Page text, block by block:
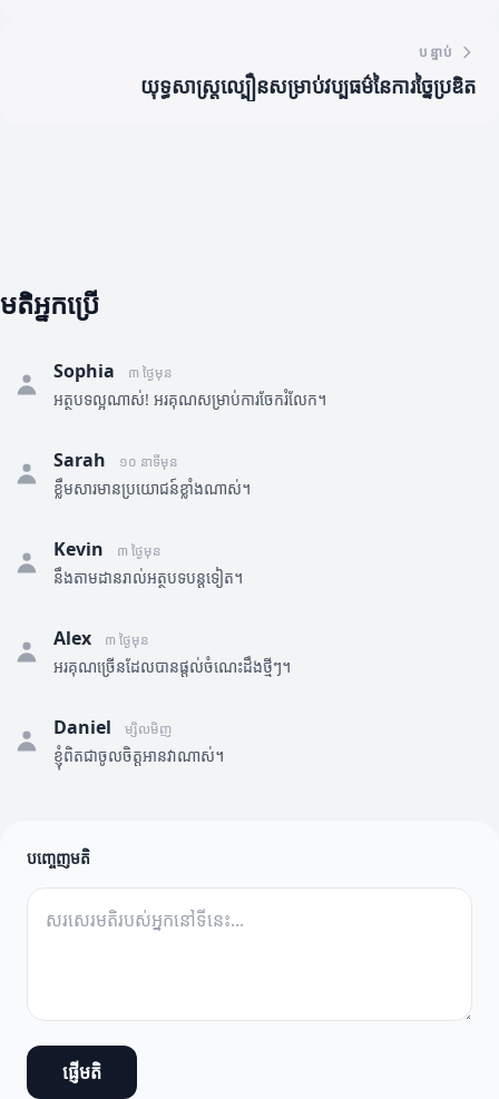
បន្ទាប់
យុទ្ធសាស្ត្រល្បឿនសម្រាប់វប្បធម៌នៃការច្នៃប្រឌិត
មតិអ្នកប្រើ
Sophia ៣ ថ្ងៃមុន
អត្ថបទល្អណាស់! អរគុណសម្រាប់ការចែករំលែក។
Sarah ១០ នាទីមុន
ខ្លឹមសារមានប្រយោជន៍ខ្លាំងណាស់។
Kevin ៣ ថ្ងៃមុន
នឹងតាមដានរាល់អត្ថបទបន្តទៀត។
Alex ៣ ថ្ងៃមុន
អរគុណច្រើនដែលបានផ្តល់ចំណេះដឹងថ្មីៗ។
Daniel ម្សិលមិញ
ខ្ញុំពិតជាចូលចិត្តអានវាណាស់។
បញ្ចេញមតិ
ផ្ញើមតិ